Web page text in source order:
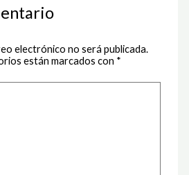
electrónico no será publicada.
están marcados con *